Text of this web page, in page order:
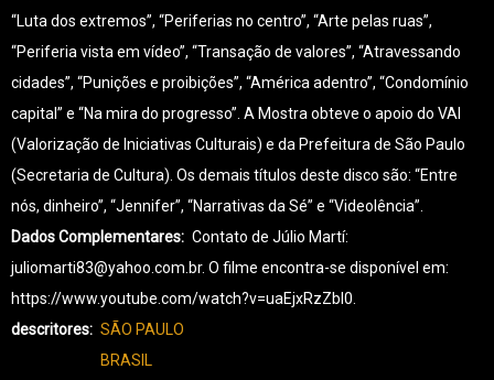
“Luta dos extremos”, “Periferias no centro”, “Arte pelas ruas”,
“Periferia vista em vídeo”, “Transação de valores”, “Atravessando
cidades”, “Punições e proibições”, “América adentro”, “Condomínio
capital” e “Na mira do progresso”. A Mostra obteve o apoio do VAI
(Valorização de Iniciativas Culturais) e da Prefeitura de São Paulo
(Secretaria de Cultura). Os demais títulos deste disco são: “Entre
nós, dinheiro”, “Jennifer”, “Narrativas da Sé” e “Videolência”.
Dados Complementares
Contato de Júlio Martí:
juliomarti83@yahoo.com.br. O filme encontra-se disponível em:
https://www.youtube.com/watch?v=uaEjxRzZbl0.
descritores
SÃO PAULO
BRASIL